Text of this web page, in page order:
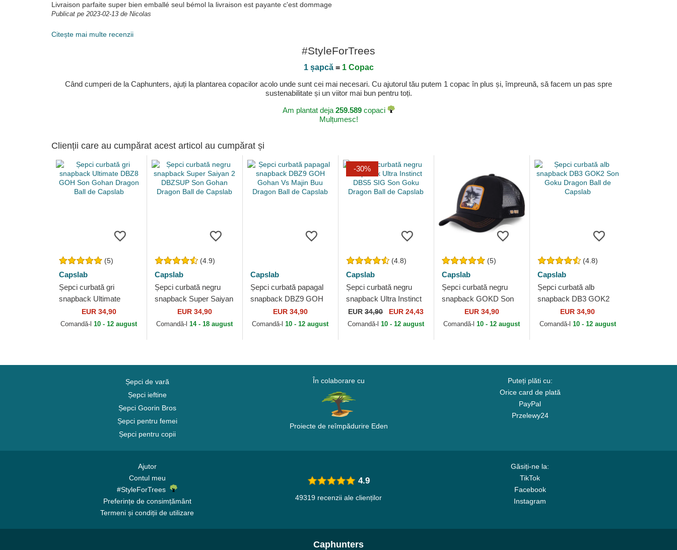
Livraison parfaite super bien emballé seul bémol la livraison est payante c'est dommage
Publicat pe 2023-02-13 de Nicolas
Citește mai multe recenzii
#StyleForTrees
1 șapcă= 1 Copac
Când cumperi de la Caphunters, ajuți la plantarea copacilor acolo unde sunt cei mai necesari. Cu ajutorul tău putem 1 copac în plus și, împreună, să facem un pas spre
sustenabilitate și un viitor mai bun pentru toți.
Am plantat deja 259.589copaci
Mulțumesc!
Clienții care au cumpărat acest articol au cumpărat și
(5)
Capslab
Șepci curbată gri
snapback Ultimate
DBZ8 GOH Son Gohan
Dragon Ball de Capslab
EUR 34,90
Comandă-l10 - 12 august
(4.9)
Capslab
Șepci curbată negru
snapback Super Saiyan
2 DBZSUP Son Gohan
Dragon Ball de Capslab
EUR 34,90
Comandă-l14 - 18 august
Capslab
Șepci curbată papagal
snapback DBZ9 GOH
Gohan Vs Majin Buu
Dragon Ball de Capslab
EUR 34,90
Comandă-l10 - 12 august
-30%
(4.8)
Capslab
Șepci curbată negru
snapback Ultra Instinct
DBS5 SIG Son Goku
Dragon Ball de Capslab
EUR34,90 EUR 24,43
Comandă-l10 - 12 august
(5)
Capslab
Șepci curbată negru
snapback GOKD Son
Goku Dragon Ball de
Capslab
EUR 34,90
Comandă-l10 - 12 august
(4.8)
Capslab
Șepci curbată alb
snapback DB3 GOK2
Son Goku Dragon Ball
de Capslab
EUR 34,90
Comandă-l 10 - 12 august
Șepci de vară
Șepci ieftine
Șepci Goorin Bros
Șepci pentru femei
Șepci pentru copii
În colaborare cu
Proiecte de reîmpădurire Eden
Puteți plăti cu:
Orice card de plată
PayPal
Przelewy24
Ajutor
Contul meu
#StyleForTrees
Preferințe de consimțământ
Termeni și condiții de utilizare
Găsiți-ne la:
TikTok
Facebook
Instagram
4.9
49319 recenzii ale clienților
Caphunters